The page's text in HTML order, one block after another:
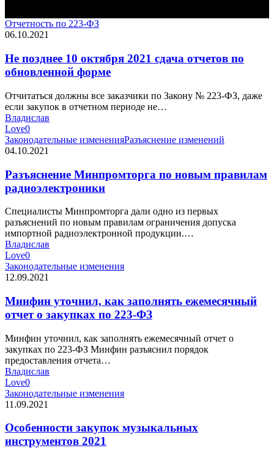
Отчетность по 223-ФЗ
06.10.2021
Не позднее 10 октября 2021 сдача отчетов по
обновленной форме
Отчитаться должны все заказчики по Закону № 223-ФЗ, даже
если закупок в отчетном периоде не…
Владислав
Love0
Законодательные измененияРазъяснение изменений
04.10.2021
Разъяснение Минпромторга по новым правилам
радиоэлектроники
Специалисты Минпромторга дали одно из первых
разъяснений по новым правилам ограничения допуска
импортной радиоэлектронной продукции.…
Владислав
Love0
Законодательные изменения
12.09.2021
Минфин уточнил, как заполнять ежемесячный
отчет о закупках по 223-ФЗ
Минфин уточнил, как заполнять ежемесячный отчет о
закупках по 223-ФЗ Минфин разъяснил порядок
предоставления отчета…
Владислав
Love0
Законодательные изменения
11.09.2021
Особенности закупок музыкальных
инструментов 2021